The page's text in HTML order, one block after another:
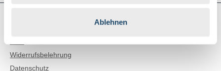
Ablehnen
Widerrufsbelehrung
Datenschutz